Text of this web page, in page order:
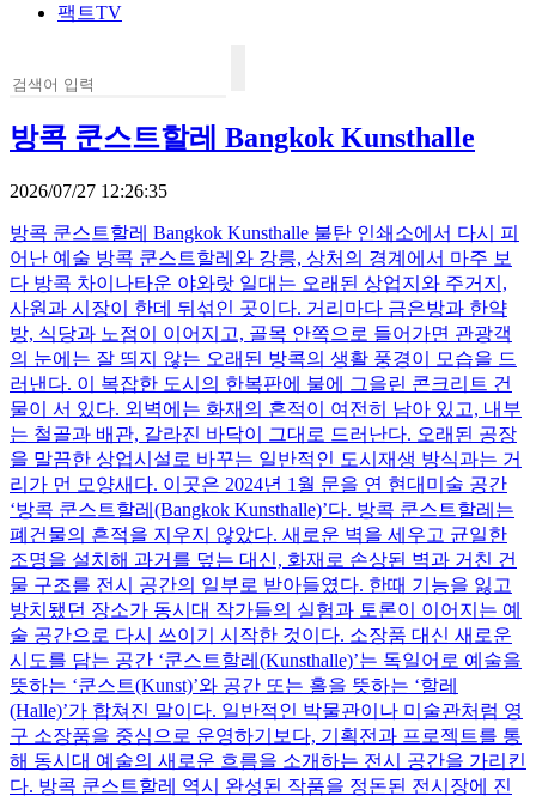
팩트TV
방콕 쿤스트할레 Bangkok Kunsthalle
2026/07/27 12:26:35
방콕 쿤스트할레 Bangkok Kunsthalle 불탄 인쇄소에서 다시 피
어난 예술 방콕 쿤스트할레와 강릉, 상처의 경계에서 마주 보
다 방콕 차이나타운 야와랏 일대는 오래된 상업지와 주거지,
사원과 시장이 한데 뒤섞인 곳이다. 거리마다 금은방과 한약
방, 식당과 노점이 이어지고, 골목 안쪽으로 들어가면 관광객
의 눈에는 잘 띄지 않는 오래된 방콕의 생활 풍경이 모습을 드
러낸다. 이 복잡한 도시의 한복판에 불에 그을린 콘크리트 건
물이 서 있다. 외벽에는 화재의 흔적이 여전히 남아 있고, 내부
는 철골과 배관, 갈라진 바닥이 그대로 드러난다. 오래된 공장
을 말끔한 상업시설로 바꾸는 일반적인 도시재생 방식과는 거
리가 먼 모양새다. 이곳은 2024년 1월 문을 연 현대미술 공간
‘방콕 쿤스트할레(Bangkok Kunsthalle)’다. 방콕 쿤스트할레는
폐건물의 흔적을 지우지 않았다. 새로운 벽을 세우고 균일한
조명을 설치해 과거를 덮는 대신, 화재로 손상된 벽과 거친 건
물 구조를 전시 공간의 일부로 받아들였다. 한때 기능을 잃고
방치됐던 장소가 동시대 작가들의 실험과 토론이 이어지는 예
술 공간으로 다시 쓰이기 시작한 것이다. 소장품 대신 새로운
시도를 담는 공간 ‘쿤스트할레(Kunsthalle)’는 독일어로 예술을
뜻하는 ‘쿤스트(Kunst)’와 공간 또는 홀을 뜻하는 ‘할레
(Halle)’가 합쳐진 말이다. 일반적인 박물관이나 미술관처럼 영
구 소장품을 중심으로 운영하기보다, 기획전과 프로젝트를 통
해 동시대 예술의 새로운 흐름을 소개하는 전시 공간을 가리킨
다. 방콕 쿤스트할레 역시 완성된 작품을 정돈된 전시장에 진